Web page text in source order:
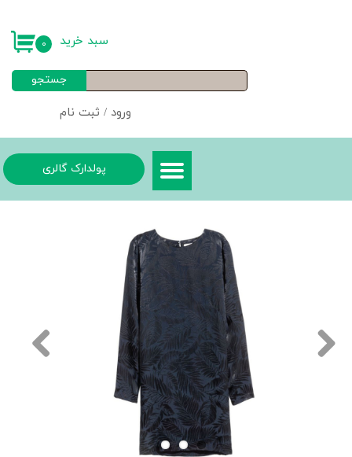
ورود / ثبت نام
خروج از حساب کاربری
جستجو
۰ سبد خرید
پولدارک گالری